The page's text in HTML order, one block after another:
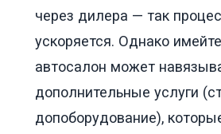
через дилера — так
ускоряется. Однако
автосалон может
дополнительные услуги
допоборудование),